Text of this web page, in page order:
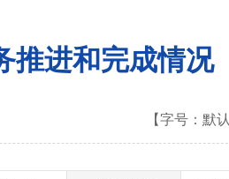
推进和完成情况
【字号： 默认